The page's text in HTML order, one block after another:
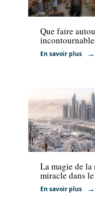
Activités
Que faire
En savoir plus
Voyage
La magie de
miracle dans
En savoir plus